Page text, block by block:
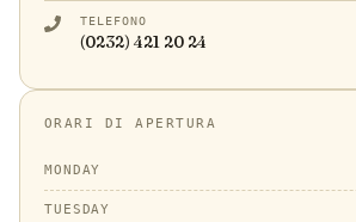
TELEFONO
(0232) 421 20 24
ORARI DI APERTURA
MONDAY
TUESDAY